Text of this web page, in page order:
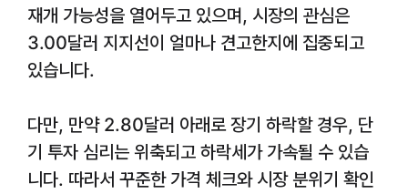
재개 가능성을 열어두고 있으며, 시장의 관심은
3.00달러 지지선이 얼마나 견고한지에 집중되고
있습니다.
다만, 만약 2.80달러 아래로 장기 하락할 경우, 단
기 투자 심리는 위축되고 하락세가 가속될 수 있습
니다. 따라서 꾸준한 가격 체크와 시장 분위기 확인